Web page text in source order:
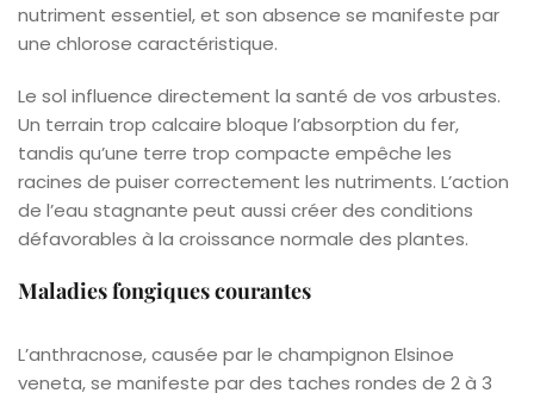
nutriment essentiel, et son absence se manifeste par
une chlorose caractéristique.
Le sol influence directement la santé de vos arbustes.
Un terrain trop calcaire bloque l’absorption du fer,
tandis qu’une terre trop compacte empêche les
racines de puiser correctement les nutriments. L’action
de l’eau stagnante peut aussi créer des conditions
défavorables à la croissance normale des plantes.
Maladies fongiques courantes
L’anthracnose, causée par le champignon Elsinoe
veneta, se manifeste par des taches rondes de 2 à 3